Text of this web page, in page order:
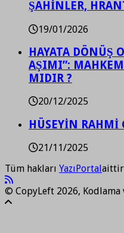
ŞAHİNLER,
19/01/2026
HAYATA DÖNÜŞ
AŞIMI”:
MIDIR ?
20/12/2025
HÜSEYİN RAHMİ
21/11/2025
Tüm hakları YazıPortal
© CopyLeft 2026, Kodlama